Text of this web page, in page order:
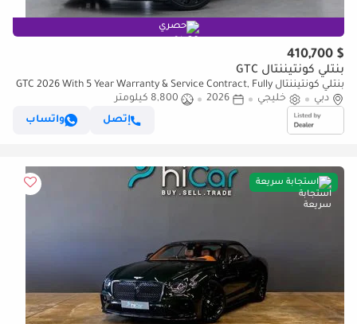
حصري
$ 410,700
بنتلي كونتيننتال GTC
بنتلي كونتيننتال GTC 2026 With 5 Year Warranty & Service Contract, Fully
Loaded, Excellent Condition, GCC Spec
دبي خليجي 2026
8,800 كيلومتر
إتصل
واتساب
استجابة سريعة